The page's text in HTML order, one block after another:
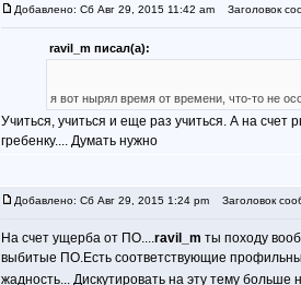
Добавлено: Сб Авг 29, 2015 11:42 am Заголовок
ravil_m писал(а):
я вот нырял время от времени, что-то не
Учиться, учиться и еще раз учиться. А на
гребенку.... Думать нужно
Добавлено: Сб Авг 29, 2015 1:24 pm Заголовок
На счет ущерба от ПО....ravil_m ты походу
выбитые ПО.Есть соответствующие
жадность... Дискутировать на эту тему больше